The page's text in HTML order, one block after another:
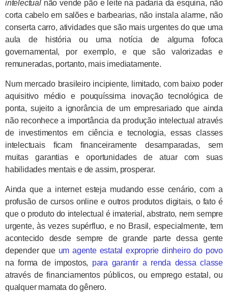
intelectualnão vende pão e leite na padaria da esquina, não
corta cabelo em salões e barbearias, não instala alarme, não
conserta carro, atividades que são mais urgentes do que uma
aula de história ou uma notícia de alguma fofoca
governamental, por exemplo, e que são valorizadas e
remuneradas, portanto, mais imediatamente.
Num mercado brasileiro incipiente, limitado, com baixo poder
aquisitivo médio e pouquíssima inovação tecnológica de
ponta, sujeito a ignorância de um empresariado que ainda
não reconhece a importância da produção intelectual através
de investimentos em ciência e tecnologia, essas classes
intelectuais ficam financeiramente desamparadas, sem
muitas garantias e oportunidades de atuar com suas
habilidades mentais e de assim, prosperar.
Ainda que a internet esteja mudando esse cenário, com a
profusão de cursos online e outros produtos digitais, o fato é
que o produto do intelectual é imaterial, abstrato, nem sempre
urgente, às vezes supérfluo, e no Brasil, especialmente, tem
acontecido desde sempre de grande parte dessa gente
depender que um agente estatal exproprie dinheiro do povo
na forma de impostos, para garantir a renda dessa classe
através de financiamentos públicos, ou emprego estatal, ou
qualquer mamata do gênero.